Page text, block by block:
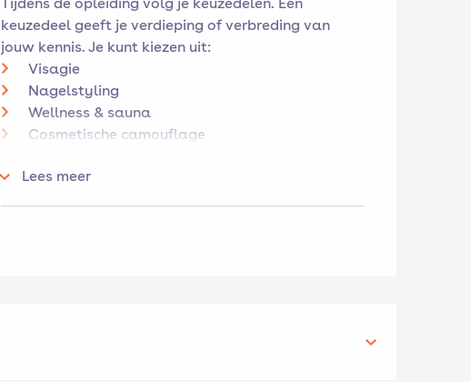
keuzedeel geeft je verdieping of verbreding van
jouw kennis. Je kunt kiezen uit:
Visagie
Nagelstyling
Wellness & sauna
Cosmetische camouflage
Klantcontact & verkoop
Lees meer